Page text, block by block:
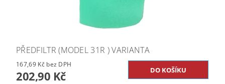
PŘEDFILTR (MODEL 31R ) VARIANTA
167,69 Kč bez DPH
202,90 Kč